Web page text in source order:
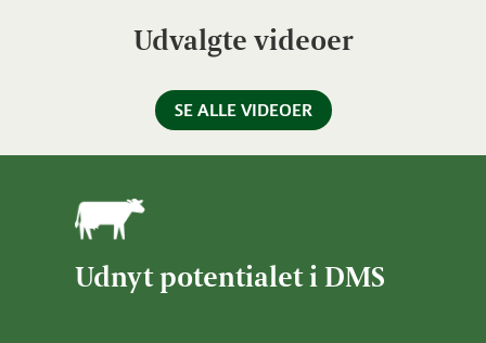
Udvalgte videoer
SE ALLE VIDEOER
Udnyt potentialet i DMS